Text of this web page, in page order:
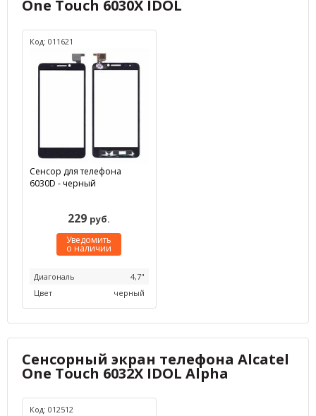
One Touch 6030X IDOL
Код: 011621
Сенсор для телефона
6030D - черный
229 руб.
Уведомить
о наличии
Диагональ
4,7"
Цвет
черный
Сенсорный экран телефона Alcatel
One Touch 6032X IDOL Alpha
Код: 012512